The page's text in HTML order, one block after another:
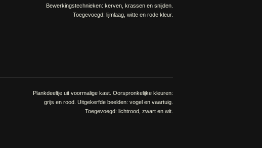
Bewerkingstechnieken: kerven, krassen en snijden.
Toegevoegd: lijmlaag, witte en rode kleur.
Plankdeeltje uit voormalige kast. Oorspronkelijke kleuren:
grijs en rood. Uitgekerfde beelden: vogel en vaartuig.
Toegevoegd: lichtrood, zwart en wit.